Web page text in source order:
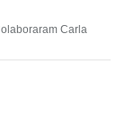
Carla